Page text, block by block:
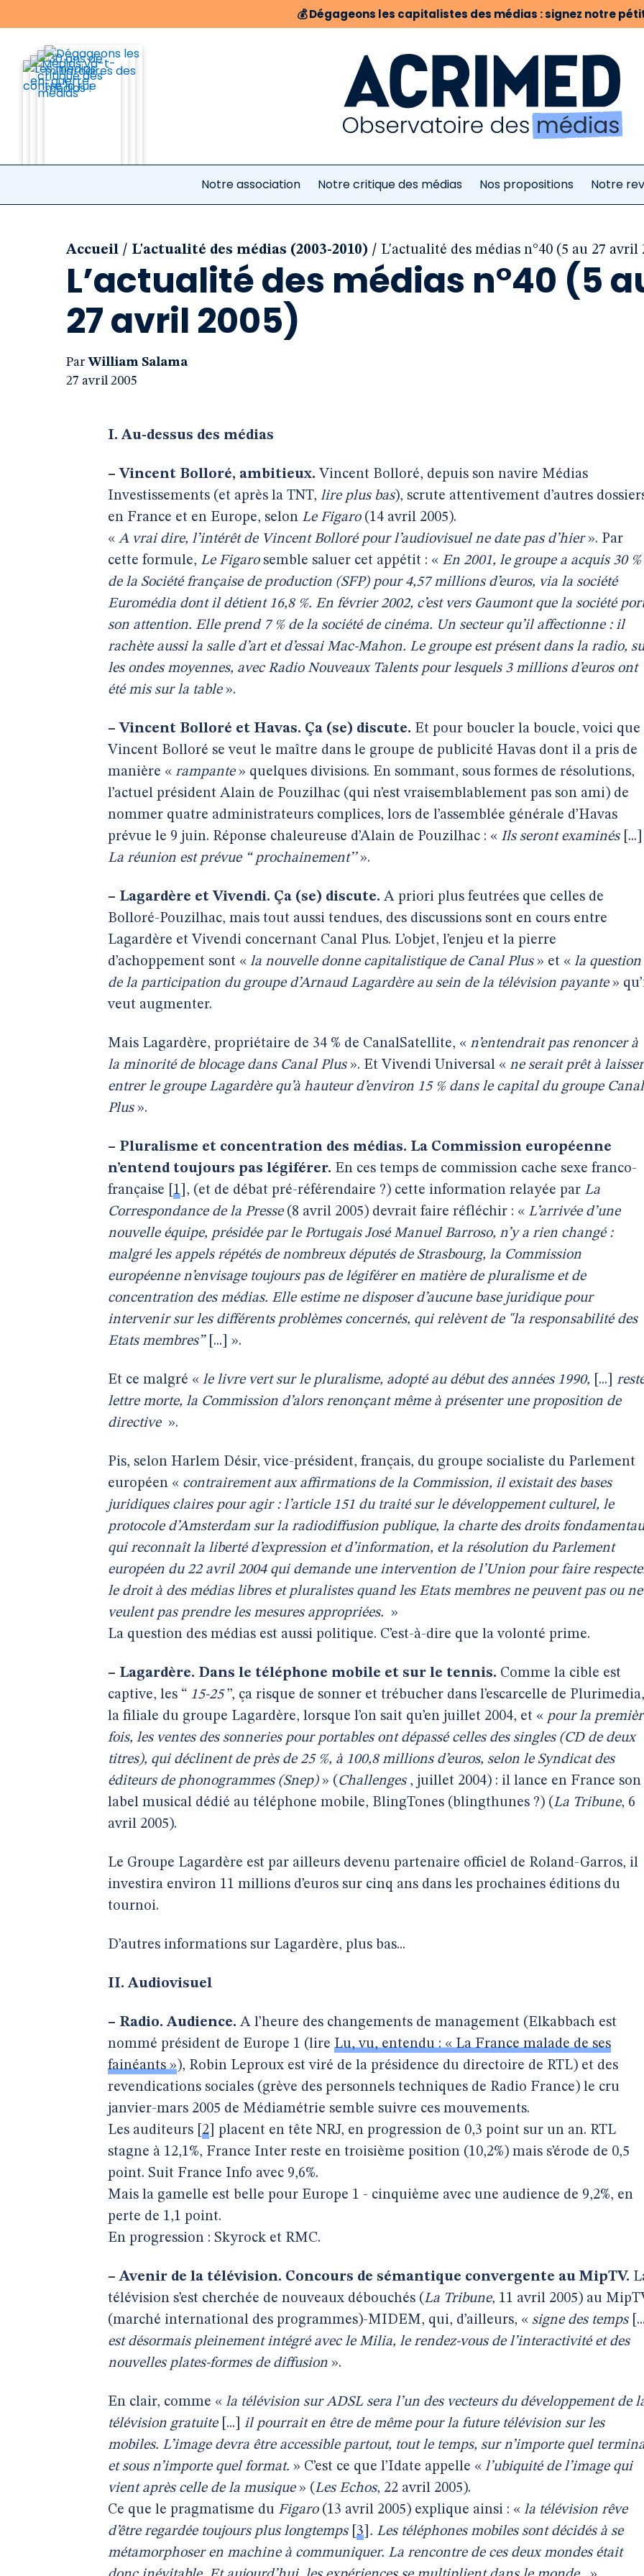
💰Dégageons les capitalistes des médias : signez notre
Notre association Notre critique des médias Nos propositions Notre
Accueil / L'actualité des médias (2003-2010) / L'actualité des médias n°40 (5 au 27 avril
L’actualité des médias n°40 (5
27 avril 2005)
ParWilliam Salama
27 avril 2005
I. Au-dessus des médias
– Vincent Bolloré, ambitieux. Vincent Bolloré, depuis son navire Médias
Investissements (et après la TNT, lire plus bas), scrute attentivement d’autres
en France et en Europe, selon Le Figaro(14 avril 2005).
« A vrai dire, l’intérêt de Vincent Bolloré pour l’audiovisuel ne date pas d’hier». Par
cette formule, Le Figarosemble saluer cet appétit : « En 2001, le groupe a acquis 30 %
de la Société française de production (SFP) pour 4,57 millions d’euros, via la société
Euromédia dont il détient 16,8 %. En février 2002, c’est vers Gaumont que la société
son attention. Elle prend 7 % de la société de cinéma. Un secteur qu’il affectionne : il
rachète aussi la salle d’art et d’essai Mac-Mahon. Le groupe est présent dans la radio,
les ondes moyennes, avec Radio Nouveaux Talents pour lesquels 3 millions d’euros ont
été mis sur la table».
– Vincent Bolloré et Havas. Ça (se) discute. Et pour boucler la boucle, voici que
Vincent Bolloré se veut le maître dans le groupe de publicité Havas dont il a pris de
manière « rampante» quelques divisions. En sommant, sous formes de résolutions,
l’actuel président Alain de Pouzilhac (qui n’est vraisemblablement pas son ami) de
nommer quatre administrateurs complices, lors de l’assemblée générale d’Havas
prévue le 9 juin. Réponse chaleureuse d’Alain de Pouzilhac : « Ils seront examinés[...]
La réunion est prévue “ prochainement’’».
– Lagardère et Vivendi. Ça (se) discute. A priori plus feutrées que celles de
Bolloré-Pouzilhac, mais tout aussi tendues, des discussions sont en cours entre
Lagardère et Vivendi concernant Canal Plus. L’objet, l’enjeu et la pierre
d’achoppement sont « la nouvelle donne capitalistique de Canal Plus» et « la question
de la participation du groupe d’Arnaud Lagardère au sein de la télévision payante»
veut augmenter.
Mais Lagardère, propriétaire de 34 % de CanalSatellite, « n’entendrait pas renoncer à
la minorité de blocage dans Canal Plus». Et Vivendi Universal « ne serait prêt à laisser
entrer le groupe Lagardère qu’à hauteur d’environ 15 % dans le capital du groupe Canal
Plus».
– Pluralisme et concentration des médias. La Commission européenne
n’entend toujours pas légiférer. En ces temps de commission cache sexe franco-
française
1 , (et de débat pré-référendaire ?) cette information relayée par La
Correspondance de la Presse(8 avril 2005) devrait faire réfléchir : « L’arrivée d’une
nouvelle équipe, présidée par le Portugais José Manuel Barroso, n’y a rien changé :
malgré les appels répétés de nombreux députés de Strasbourg, la Commission
européenne n’envisage toujours pas de légiférer en matière de pluralisme et de
concentration des médias. Elle estime ne disposer d’aucune base juridique pour
intervenir sur les différents problèmes concernés, qui relèvent de "la responsabilité des
Etats membres”[...] ».
Et ce malgré « le livre vert sur le pluralisme, adopté au début des années 1990, [...]
lettre morte, la Commission d’alors renonçant même à présenter une proposition de
directive ».
Pis, selon Harlem Désir, vice-président, français, du groupe socialiste du Parlement
européen « contrairement aux affirmations de la Commission, il existait des bases
juridiques claires pour agir : l’article 151 du traité sur le développement culturel, le
protocole d’Amsterdam sur la radiodiffusion publique, la charte des droits
qui reconnaît la liberté d’expression et d’information, et la résolution du Parlement
européen du 22 avril 2004 qui demande une intervention de l’Union pour faire
le droit à des médias libres et pluralistes quand les Etats membres ne peuvent pas ou ne
veulent pas prendre les mesures appropriées. »
La question des médias est aussi politique. C’est-à-dire que la volonté prime.
– Lagardère. Dans le téléphone mobile et sur le tennis. Comme la cible est
captive, les “ 15-25’’, ça risque de sonner et trébucher dans l’escarcelle de Plurimedia,
la filiale du groupe Lagardère, lorsque l’on sait qu’en juillet 2004, et « pour la
fois, les ventes des sonneries pour portables ont dépassé celles des singles (CD de deux
titres), qui déclinent de près de 25 %, à 100,8 millions d’euros, selon le Syndicat des
éditeurs de phonogrammes (Snep)» ( Challenges, juillet 2004) : il lance en France son
label musical dédié au téléphone mobile, BlingTones (blingthunes ?) (La Tribune, 6
avril 2005).
Le Groupe Lagardère est par ailleurs devenu partenaire officiel de Roland-Garros, il
investira environ 11 millions d’euros sur cinq ans dans les prochaines éditions du
tournoi.
D’autres informations sur Lagardère, plus bas...
II. Audiovisuel
– Radio. Audience. A l’heure des changements de management (Elkabbach est
nommé président de Europe 1 (lire Lu, vu, entendu : « La France malade de ses
fainéants »), Robin Leproux est viré de la présidence du directoire de RTL) et des
revendications sociales (grève des personnels techniques de Radio France) le cru
janvier-mars 2005 de Médiamétrie semble suivre ces mouvements.
Les auditeurs 2
placent en tête NRJ, en progression de 0,3 point sur un an. RTL
stagne à 12,1%, France Inter reste en troisième position (10,2%) mais s’érode de 0,5
point. Suit France Info avec 9,6%.
Mais la gamelle est belle pour Europe 1 - cinquième avec une audience de 9,2%, en
perte de 1,1 point.
En progression : Skyrock et RMC.
– Avenir de la télévision. Concours de sémantique convergente au MipTV.
télévision s’est cherchée de nouveaux débouchés (La Tribune, 11 avril 2005) au
(marché international des programmes)-MIDEM, qui, d’ailleurs, « signe des temps
est désormais pleinement intégré avec le Milia, le rendez-vous de l’interactivité et des
nouvelles plates-formes de diffusion ».
En clair, comme « la télévision sur ADSL sera l’un des vecteurs du développement de
télévision gratuite[...] il pourrait en être de même pour la future télévision sur les
mobiles. L’image devra être accessible partout, tout le temps, sur n’importe quel
et sous n’importe quel format. » C’est ce que l’Idate appelle « l’ubiquité de l’image qui
vient après celle de la musique» (Les Echos, 22 avril 2005).
Ce que le pragmatisme du Figaro(13 avril 2005) explique ainsi : « la télévision rêve
d’être regardée toujours plus longtemps[ 3 . Les téléphones mobiles sont décidés à se
métamorphoser en machine à communiquer. La rencontre de ces deux mondes était